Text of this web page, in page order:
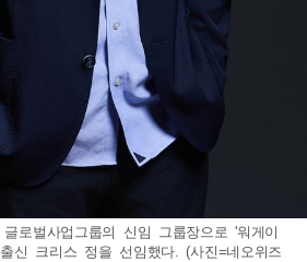
로벌사업그룹의 신임 그룹장으로 '워게이
신 크리스 정을 선임했다. (사진=네오위즈